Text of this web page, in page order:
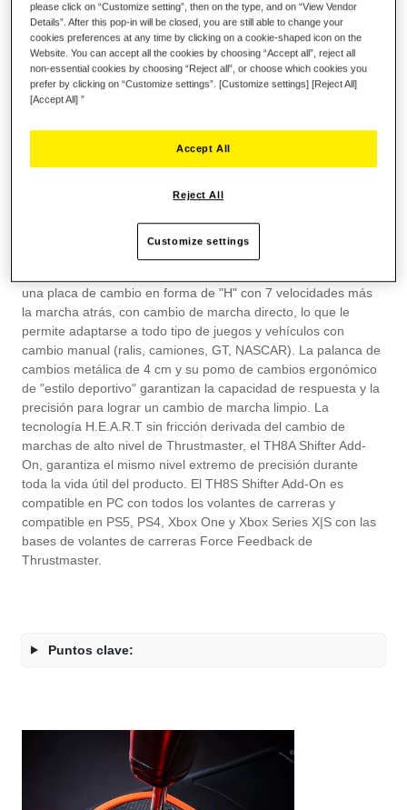
SACA EL MÁXIMO PARTIDO DE TUS
Completa tu configuración de sim racing con una palanca de
una placa de cambio en forma de "H" con 7 velocidades más
la marcha atrás, con cambio de marcha directo, lo que le
permite adaptarse a todo tipo de juegos y vehículos con
cambio manual (ralis, camiones, GT, NASCAR). La palanca de
cambios metálica de 4 cm y su pomo de cambios ergonómico
de "estilo deportivo" garantizan la capacidad de respuesta y la
precisión para lograr un cambio de marcha limpio. La
tecnología H.E.A.R.T sin fricción derivada del cambio de
marchas de alto nivel de Thrustmaster, el TH8A Shifter Add-
On, garantiza el mismo nivel extremo de precisión durante
toda la vida útil del producto. El TH8S Shifter Add-On es
compatible en PC con todos los volantes de carreras y
compatible en PS5, PS4, Xbox One y Xbox Series X|S con las
bases de volantes de carreras Force Feedback de
Thrustmaster.
Puntos clave:
please click on “Customize setting”, then on the type, and on “View Vendor
Details”. After this pop-in will be closed, you are still able to change your
cookies preferences at any time by clicking on a cookie-shaped icon on the
Website. You can accept all the cookies by choosing “Accept all”, reject all
non-essential cookies by choosing “Reject all”, or choose which cookies you
prefer by clicking on “Customize settings”. [Customize settings] [Reject All]
[Accept All] ”
Reject All
Accept All
Customize settings